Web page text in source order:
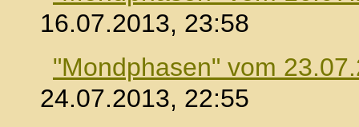
16.07.2013, 23:58
"Mondphasen" vom
24.07.2013, 22:55